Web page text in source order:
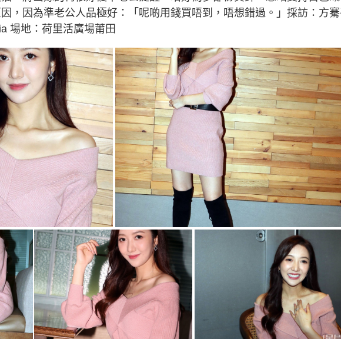
a
i
g
m
e
n
-
r
e
，因為準老公人品極好：「呢啲用錢買唔到，唔想錯過。」採訪：方
場地：荷里活廣場莆田